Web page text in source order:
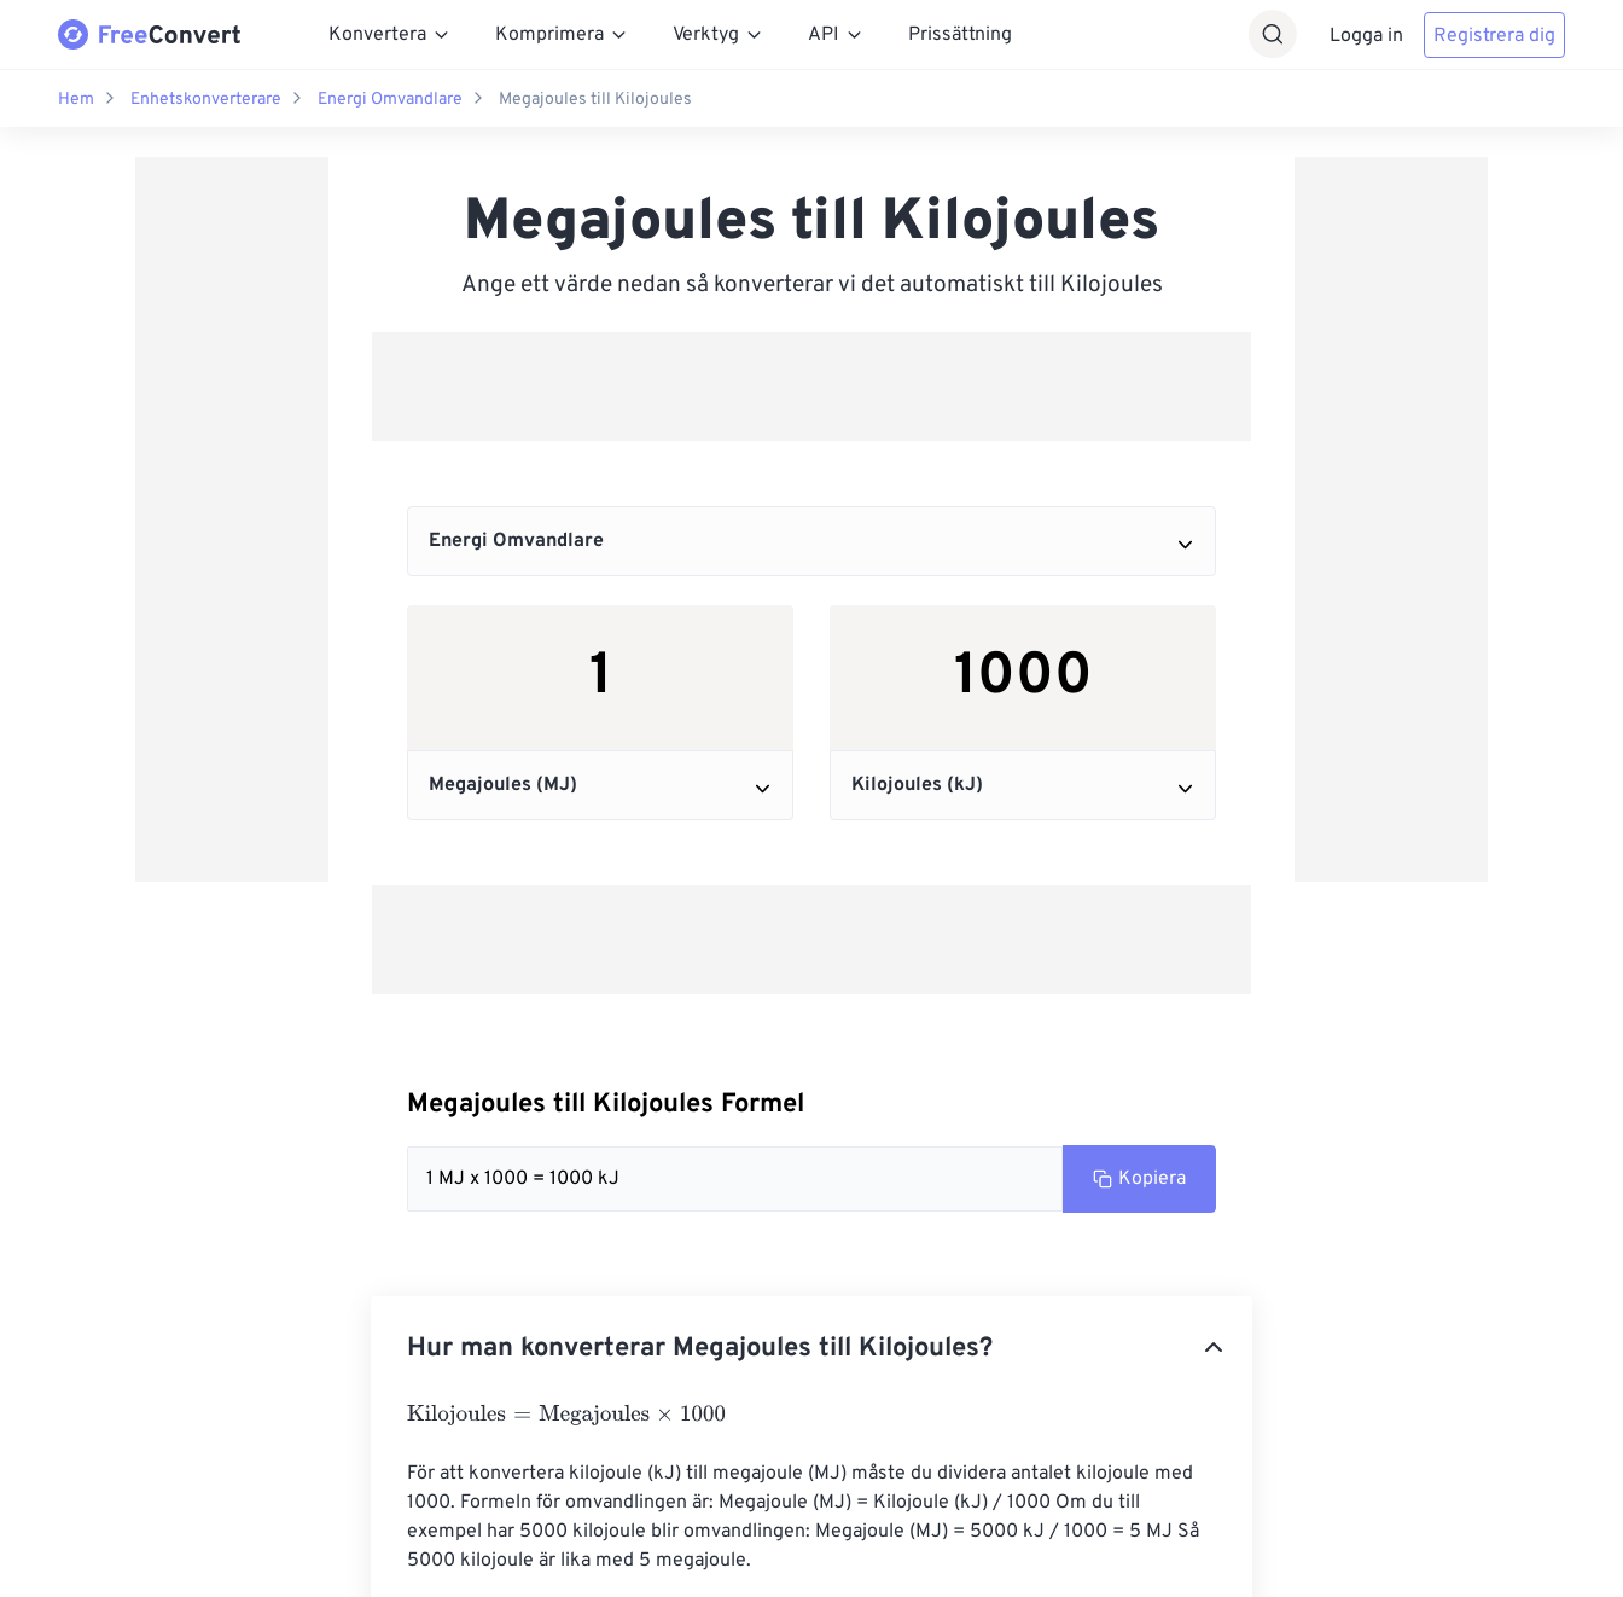
Konvertera Komprimera Verktyg API Prissättning Logga in Registrera dig
Hem Enhetskonverterare Energi Omvandlare Megajoules till Kilojoules
Megajoules till Kilojoules
Ange ett värde nedan så konverterar vi det automatiskt till Kilojoules
Megajoules till Kilojoules Formel
1 MJ x 1000 = 1000 kJ Kopiera
Hur man konverterar Megajoules till Kilojoules?
Kilojoules=Megajoules×1000
För att konvertera kilojoule (kJ) till megajoule (MJ) måste du dividera antalet kilojoule med
1000. Formeln för omvandlingen är: Megajoule (MJ) = Kilojoule (kJ) / 1000 Om du till
exempel har 5000 kilojoule blir omvandlingen: Megajoule (MJ) = 5000 kJ / 1000 = 5 MJ Så
5000 kilojoule är lika med 5 megajoule.